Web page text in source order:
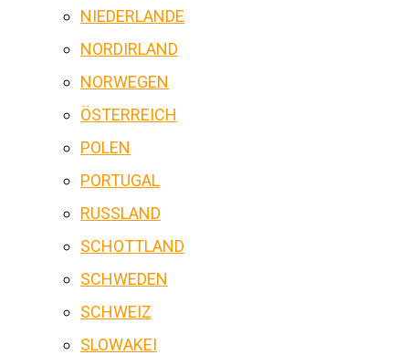
NIEDERLANDE
NORDIRLAND
NORWEGEN
ÖSTERREICH
POLEN
PORTUGAL
RUSSLAND
SCHOTTLAND
SCHWEDEN
SCHWEIZ
SLOWAKEI